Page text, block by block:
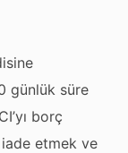
günlük süre
borç
iade etmek ve